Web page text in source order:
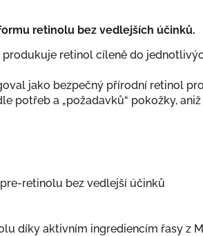
retinolu bez vedlejších účinků.
retinol cíleně do
jako bezpečný přírodní retinol
potřeb a „požadavků“ pokožky,
retinolu bez vedlejší účinků
díky aktivním ingrediencím řasy z